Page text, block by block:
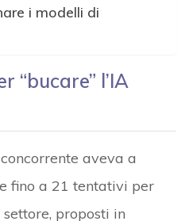
i modelli di
“bucare” l’IA
aveva a
fino a 21 tentativi per
proposti in